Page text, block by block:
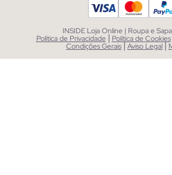
INSIDE Loja Online | Roupa e
Política de Privacidade | Política de Cookies
Condições Gerais|Aviso Legal|